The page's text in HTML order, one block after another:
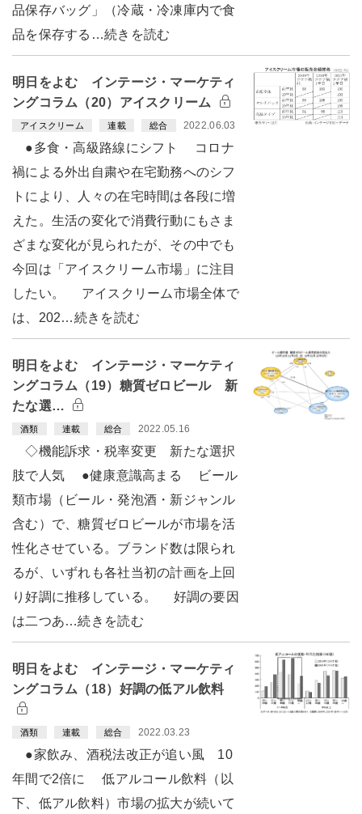
品保存バッグ」（冷蔵・冷凍庫内で食
品を保存する…続きを読む
明日をよむ インテージ・マーケティ
ングコラム（20）アイスクリーム
アイスクリーム 連載 総合 2022.06.03
●多食・高級路線にシフト コロナ
禍による外出自粛や在宅勤務へのシフ
トにより、人々の在宅時間は各段に増
えた。生活の変化で消費行動にもさま
ざまな変化が見られたが、その中でも
今回は「アイスクリーム市場」に注目
したい。 アイスクリーム市場全体で
は、202…続きを読む
明日をよむ インテージ・マーケティ
ングコラム（19）糖質ゼロビール 新
たな選…
酒類 連載 総合 2022.05.16
◇機能訴求・税率変更 新たな選択
肢で人気 ●健康意識高まる ビール
類市場（ビール・発泡酒・新ジャンル
含む）で、糖質ゼロビールが市場を活
性化させている。ブランド数は限られ
るが、いずれも各社当初の計画を上回
り好調に推移している。 好調の要因
は二つあ…続きを読む
明日をよむ インテージ・マーケティ
ングコラム（18）好調の低アル飲料
酒類 連載 総合 2022.03.23
●家飲み、酒税法改正が追い風 10
年間で2倍に 低アルコール飲料（以
下、低アル飲料）市場の拡大が続いて